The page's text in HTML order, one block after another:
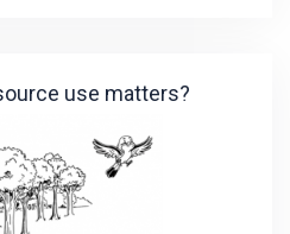
use matters?